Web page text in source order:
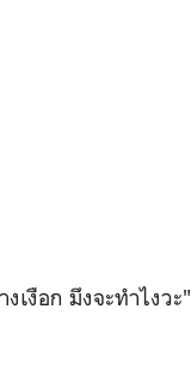
เงือก มึงจะทำไงวะ"